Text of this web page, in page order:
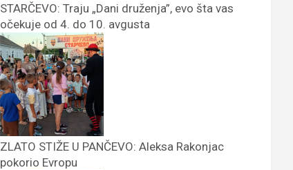
STARČEVO: Traju „Dani druženja”, evo šta vas
očekuje od 4. do 10. avgusta
ZLATO STIŽE U PANČEVO: Aleksa Rakonjac
pokorio Evropu